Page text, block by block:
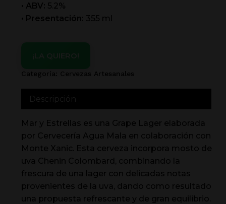
• ABV: 5.2%
• Presentación: 355 ml
Categoría: Cervezas Artesanales
Descripción
Mar y Estrellas es una Grape Lager elaborada
por Cervecería Agua Mala en colaboración con
Monte Xanic. Esta cerveza incorpora mosto de
uva Chenin Colombard, combinando la
frescura de una lager con delicadas notas
provenientes de la uva, dando como resultado
una propuesta refrescante y de gran equilibrio.